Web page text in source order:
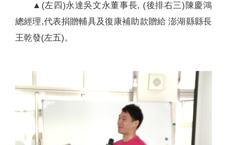
▲(左四)永達吳文永董事長, (後排右三)陳慶鴻
總經理,代表捐贈輔具及復康補助款贈給 澎湖縣縣長
王乾發(左五)。